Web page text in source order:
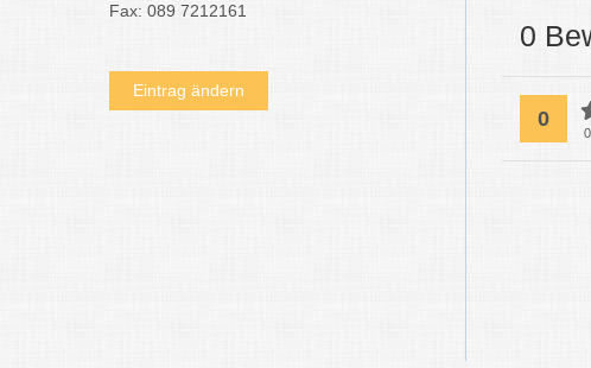
Fax: 089 7212161
Eintrag ändern
0
0